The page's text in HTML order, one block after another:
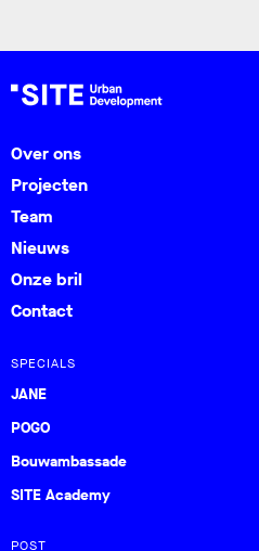
Over ons
Projecten
Team
Nieuws
Onze bril
Contact
SPECIALS
JANE
POGO
Bouwambassade
SITE Academy
POST